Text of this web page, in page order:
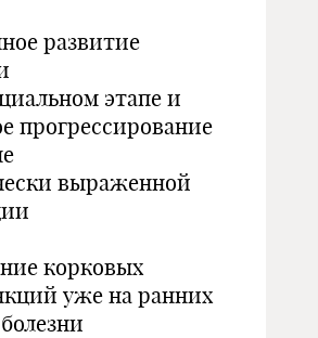
развитие
этапе и
прогрессирование
выраженной
корковых
уже на ранних